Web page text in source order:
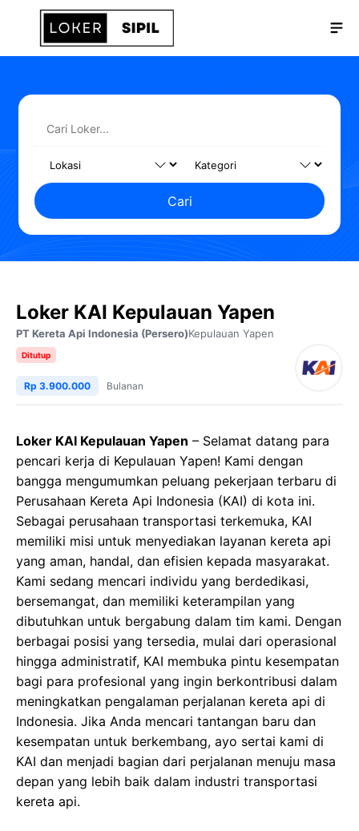
Langsung
Cari
Loker KAI Kepulauan Yapen
PT Kereta Api Indonesia (Persero)Kepulauan Yapen
Ditutup
Rp 3.900.000 Bulanan
Loker KAI Kepulauan Yapen – Selamat datang para
pencari kerja di Kepulauan Yapen! Kami dengan
bangga mengumumkan peluang pekerjaan terbaru di
Perusahaan Kereta Api Indonesia (KAI) di kota ini.
Sebagai perusahaan transportasi terkemuka, KAI
memiliki misi untuk menyediakan layanan kereta api
yang aman, handal, dan efisien kepada masyarakat.
Kami sedang mencari individu yang berdedikasi,
bersemangat, dan memiliki keterampilan yang
dibutuhkan untuk bergabung dalam tim kami. Dengan
berbagai posisi yang tersedia, mulai dari operasional
hingga administratif, KAI membuka pintu kesempatan
bagi para profesional yang ingin berkontribusi dalam
meningkatkan pengalaman perjalanan kereta api di
Indonesia. Jika Anda mencari tantangan baru dan
kesempatan untuk berkembang, ayo sertai kami di
KAI dan menjadi bagian dari perjalanan menuju masa
depan yang lebih baik dalam industri transportasi
kereta api.